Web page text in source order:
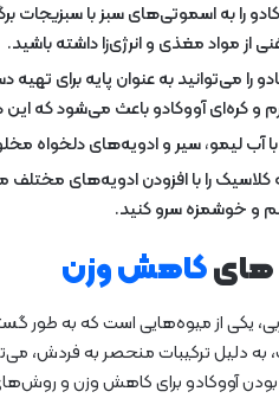
را به اسموتی‌های سبز با سبزیجات
از مواد مغذی و انرژی‌زا داشته باشید.
را می‌توانید به عنوان پایه برای
و کره‌ای آووکادو باعث می‌شود که
با آب لیمو، سیر و ادویه‌های
کلاسیک را با افزودن ادویه‌های
و خوشمزه سرو کنید.
هایکاهش وزن
یکی از میوه‌هایی است که به طور
به دلیل ترکیبات منحصر به فردش،
بودن آووکادو برای کاهش وزن و